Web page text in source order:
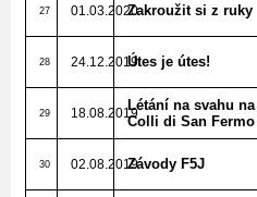
27 01.03.2020Zakroužit si z ruky
28 24.12.2019Útes je útes!
29 18.08.2019Létání na svahu na
Colli di San Fermo
30 02.08.2019Závody F5J